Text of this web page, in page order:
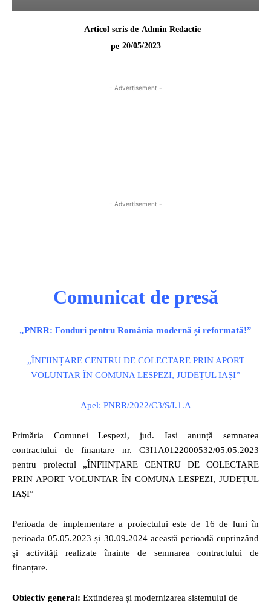
Articol scris de Admin Redactie
pe 20/05/2023
- Advertisement -
- Advertisement -
Comunicat de presă
„PNRR: Fonduri pentru România modernă și reformată!”
„ÎNFIINȚARE CENTRU DE COLECTARE PRIN APORT
VOLUNTAR ÎN COMUNA LESPEZI, JUDEȚUL IAȘI”
Apel: PNRR/2022/C3/S/I.1.A
Primăria Comunei Lespezi, jud. Iasi anunță semnarea
contractului de finanțare nr. C3I1A0122000532/05.05.2023
pentru proiectul „ÎNFIINȚARE CENTRU DE COLECTARE
PRIN APORT VOLUNTAR ÎN COMUNA LESPEZI, JUDEȚUL
IAȘI”
Perioada de implementare a proiectului este de 16 de luni în
perioada 05.05.2023 și 30.09.2024 această perioadă cuprinzând
și activități realizate înainte de semnarea contractului de
finanțare.
Obiectiv general: Extinderea și modernizarea sistemului de